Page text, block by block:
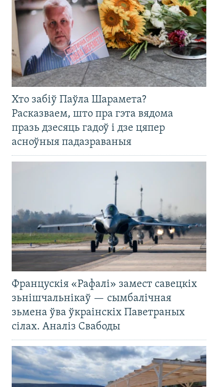
Хто забіў Паўла Шарамета?
Расказваем, што пра гэта вядома
празь дзесяць гадоў і дзе цяпер
асноўныя падазраваныя
Францускія «Рафалі» замест савецкіх
зьнішчальнікаў — сымбалічная
зьмена ўва ўкраінскіх Паветраных
сілах. Аналіз Свабоды